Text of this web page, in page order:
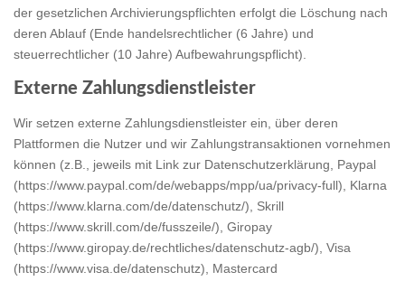
der gesetzlichen Archivierungspflichten erfolgt die Löschung nach
deren Ablauf (Ende handelsrechtlicher (6 Jahre) und
steuerrechtlicher (10 Jahre) Aufbewahrungspflicht).
Externe Zahlungsdienstleister
Wir setzen externe Zahlungsdienstleister ein, über deren
Plattformen die Nutzer und wir Zahlungstransaktionen vornehmen
können (z.B., jeweils mit Link zur Datenschutzerklärung, Paypal
(https://www.paypal.com/de/webapps/mpp/ua/privacy-full), Klarna
(https://www.klarna.com/de/datenschutz/), Skrill
(https://www.skrill.com/de/fusszeile/), Giropay
(https://www.giropay.de/rechtliches/datenschutz-agb/), Visa
(https://www.visa.de/datenschutz), Mastercard